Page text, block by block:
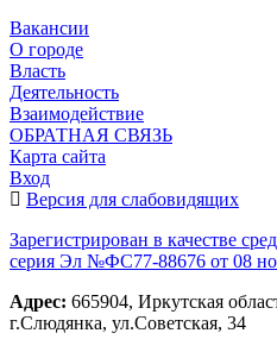
Вакансии
О городе
Власть
Деятельность
Взаимодействие
ОБРАТНАЯ СВЯЗЬ
Карта сайта
Вход
Версия для слабовидящих
Зарегистрирован в качестве
серия Эл №ФС77-88676 от 08
Адрес: 665904, Иркутская
г.Слюдянка, ул.Советская, 34